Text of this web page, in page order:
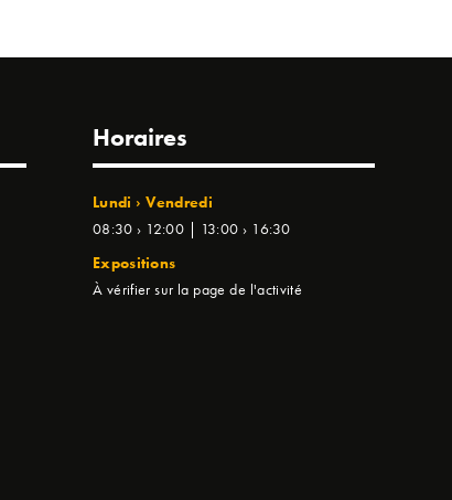
Horaires
Lundi › Vendredi
08:30 › 12:00 | 13:00 › 16:30
Expositions
À vérifier sur la page de l'activité